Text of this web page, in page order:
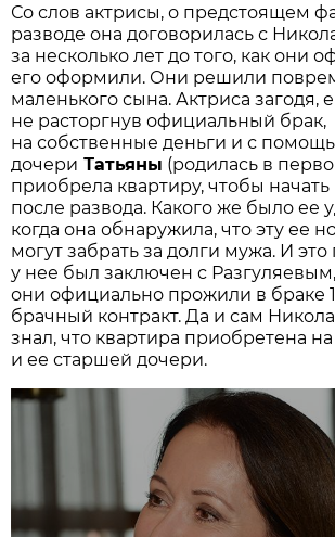
Со слов актрисы, о предстоящем
разводе она договорилась с
за несколько лет до того, как они
его оформили. Они решили
маленького сына. Актриса загодя,
не расторгнув официальный брак,
на собственные деньги и с
дочери Татьяны (родилась в
приобрела квартиру, чтобы
после развода. Какого же было ее
когда она обнаружила, что эту ее
могут забрать за долги мужа. И это
у нее был заключен с
они официально прожили в браке
брачный контракт. Да и сам
знал, что квартира приобретена
и ее старшей дочери.